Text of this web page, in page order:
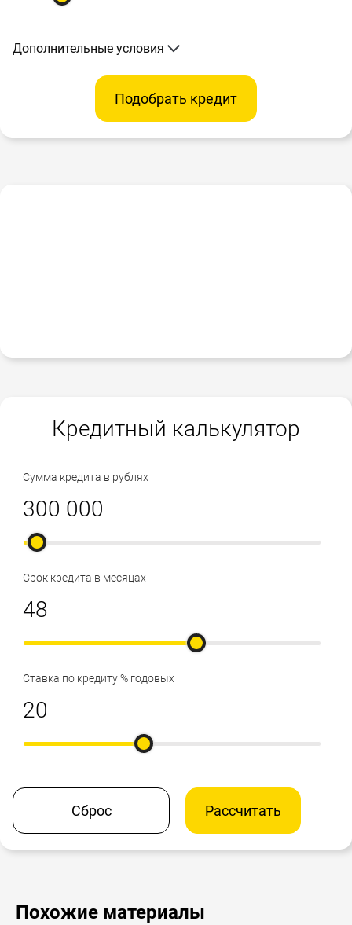
Дополнительные условия
Подобрать кредит
Кредитный калькулятор
Сумма кредита в рублях
Срок кредита в месяцах
Ставка по кредиту % годовых
Сброс Рассчитать
Похожие материалы